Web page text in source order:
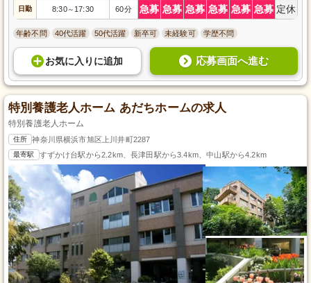
日勤 8:30～ 17:30 60分 急募 急募 急募 急募 急募 急募 定休
年齢不問 40代活躍 50代活躍 新卒可 未経験可 学歴不問
お気に入り に追加 応募画面へ進む
特別養護老人ホーム あだちホームの求人
特別養護老人ホーム
住所 神奈川県横浜市旭区上川井町2287
最寄駅 すずかけ台駅から2.2km、長津田駅から3.4km、中山駅から4.2km